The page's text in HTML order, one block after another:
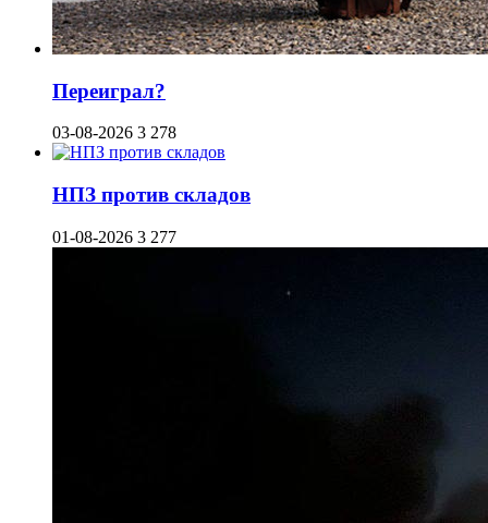
Переиграл?
03-08-2026 3 278
НПЗ против складов
01-08-2026 3 277